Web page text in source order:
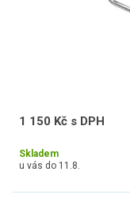
1 150 Kč s DPH
Skladem
u vás do 11.8.